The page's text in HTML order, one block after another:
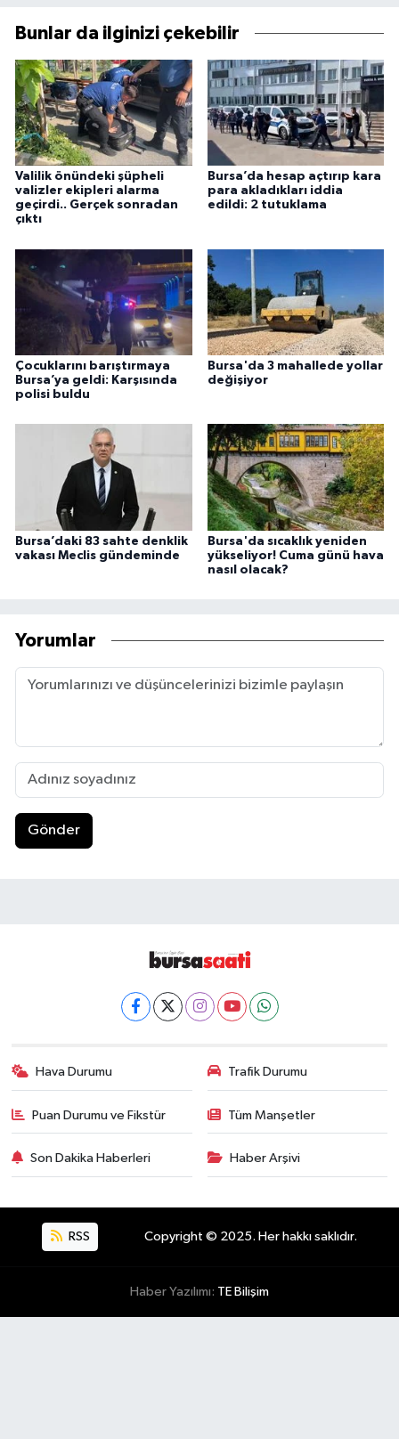
Bunlar da ilginizi çekebilir
Valilik önündeki şüpheli
valizler ekipleri alarma
geçirdi.. Gerçek sonradan
çıktı
Bursa’da hesap açtırıp kara
para akladıkları iddia
edildi: 2 tutuklama
Çocuklarını barıştırmaya
Bursa’ya geldi: Karşısında
polisi buldu
Bursa'da 3 mahallede yollar
değişiyor
Bursa’daki 83 sahte denklik
vakası Meclis gündeminde
Bursa'da sıcaklık yeniden
yükseliyor! Cuma günü hava
nasıl olacak?
Yorumlar
Gönder
Hava Durumu Trafik Durumu
Puan Durumu ve Fikstür Tüm Manşetler
Son Dakika Haberleri Haber Arşivi
RSS Copyright © 2025. Her hakkı saklıdır.
Haber Yazılımı: TE Bilişim